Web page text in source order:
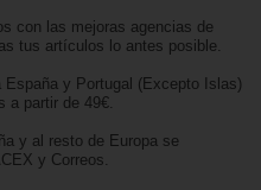
con las mejoras agencias de
tus artículos lo antes posible.
España y Portugal (Excepto Islas)
a partir de 49€.
y al resto de Europa se
y Correos.